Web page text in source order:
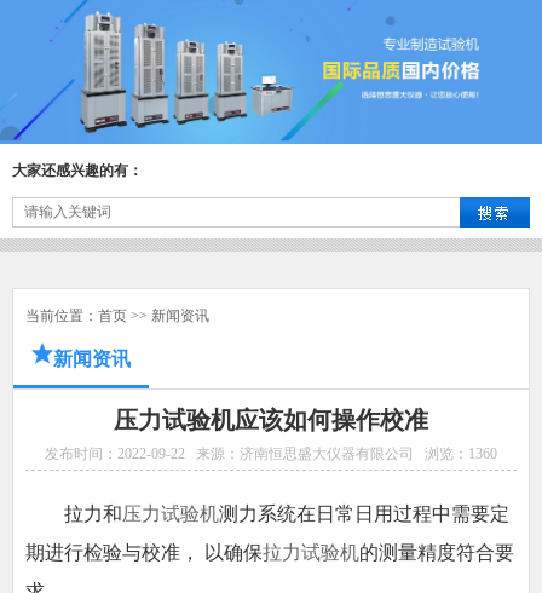
大家还感兴趣的有：
当前位置： 首页 >> 新闻资讯
新闻资讯
压力试验机应该如何操作校准
发布时间：2022-09-22 来源：济南恒思盛大仪器有限公司 浏览： 1360
拉力和压力试验机测力系统在日常日用过程中需要定
期进行检验与校准， 以确保拉力试验机的测量精度符合要